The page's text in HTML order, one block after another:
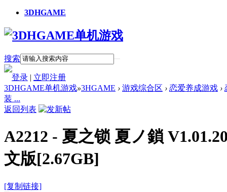
3DHGAME
搜索
登录 | 立即注册
3DHGAME单机游戏»3HGAME › 游戏综合区 › 恋爱养成游戏 ›
装 ...
返回列表
A2212 - 夏之锁 夏ノ鎖
文版[2.67GB]
[复制链接]